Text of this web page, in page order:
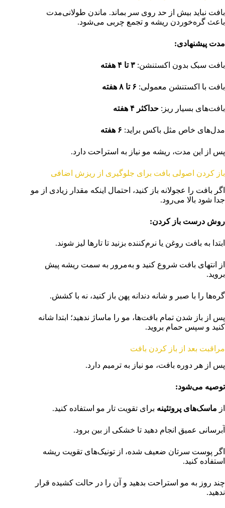
بافت نباید بیش از حد روی سر بماند. ماندن طولانی‌مدت
باعث گره‌خوردن ریشه و تجمع چربی می‌شود.
مدت پیشنهادی:
بافت سبک بدون اکستنشن: ۳ تا ۴ هفته
بافت با اکستنشن معمولی: ۶ تا ۸ هفته
بافت‌های بسیار ریز: حداکثر ۴ هفته
مدل‌های خاص مثل باکس براید: ۶ هفته
پس از این مدت، ریشه مو نیاز به استراحت دارد.
باز کردن اصولی بافت برای جلوگیری از ریزش اضافی
اگر بافت را عجولانه باز کنید، احتمال اینکه مقدار زیادی از مو
جدا شود بالا می‌رود.
روش درست باز کردن:
ابتدا به بافت روغن یا نرم‌کننده بزنید تا تارها لیز شوند.
از انتهای بافت شروع کنید و به‌مرور به سمت ریشه پیش
بروید.
گره‌ها را با صبر و شانه دندانه پهن باز کنید، نه با کشش.
پس از باز شدن تمام بافت‌ها، مو را ماساژ ندهید؛ ابتدا شانه
کنید و سپس حمام بروید.
مراقبت بعد از باز کردن بافت
پس از هر دوره بافت، مو نیاز به ترمیم دارد.
توصیه می‌شود:
از ماسک‌های پروتئینه برای تقویت تار مو استفاده کنید.
آبرسانی عمیق انجام دهید تا خشکی از بین برود.
اگر پوست سرتان ضعیف شده، از تونیک‌های تقویت ریشه
استفاده کنید.
چند روز به مو استراحت بدهید و آن را در حالت کشیده قرار
ندهید.